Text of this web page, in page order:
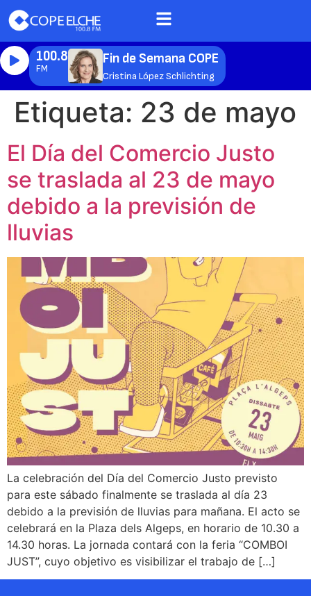
100.8
FM
Fin de Semana COPE
Cristina López Schlichting
Etiqueta: 23 de mayo
El Día del Comercio Justo
se traslada al 23 de mayo
debido a la previsión de
lluvias
La celebración del Día del Comercio Justo previsto
para este sábado finalmente se traslada al día 23
debido a la previsión de lluvias para mañana. El acto se
celebrará en la Plaza dels Algeps, en horario de 10.30 a
14.30 horas. La jornada contará con la feria “COMBOI
JUST”, cuyo objetivo es visibilizar el trabajo de […]